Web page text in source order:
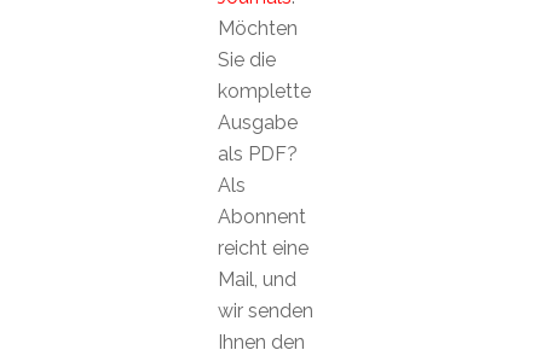
Möchten
Sie die
komplette
Ausgabe
als PDF?
Als
Abonnent
reicht eine
Mail, und
wir senden
Ihnen den